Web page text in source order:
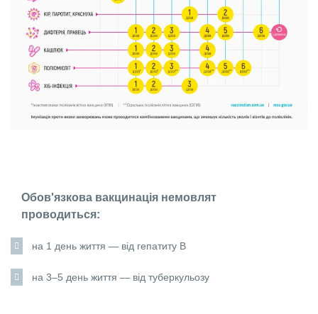
Обов'язкова вакцинація немовлят
проводиться:
на 1 день життя — від гепатиту В
на 3–5 день життя — від туберкульозу